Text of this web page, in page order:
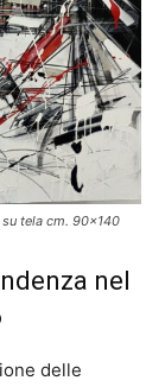
tela cm. 90x140
nel
delle